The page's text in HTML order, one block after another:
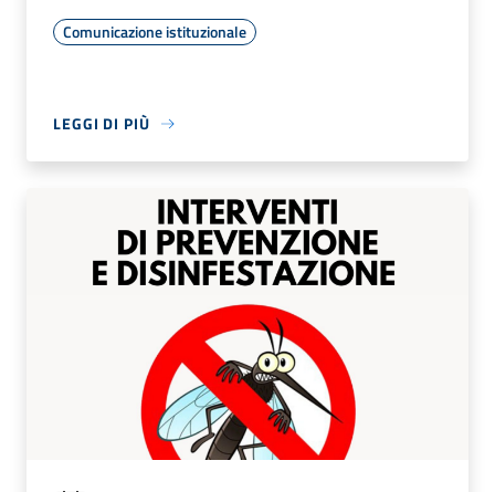
Comunicazione istituzionale
LEGGI DI PIÙ